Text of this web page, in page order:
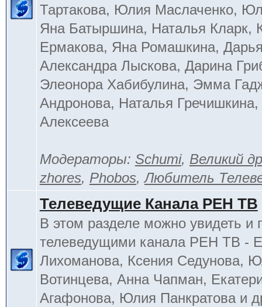
Тартакова, Юлия Маслаченко,
Яна Батыршина, Наталья Кларк,
Ермакова, Яна Ромашкина,
Александра Лыскова, Дарина
Элеонора Хабибулина, Эмма
Андронова, Наталья
Алексеева
Модераторы: Schumi, Великий
zhores, Phobos,Любитель
Телеведущие Канала РЕН ТВ
В этом разделе можно увидеть и
телеведущими канала РЕН ТВ -
Лихоманова, Ксения Седунова,
Вотинцева, Анна Чапман,
Агафонова, Юлия Панкратова и